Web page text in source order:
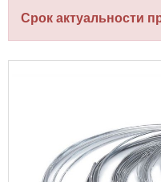
Срок актуальности